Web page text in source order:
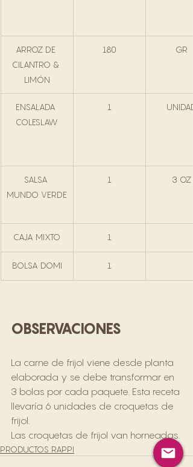
ARROZ DE
CILANTRO &
LIMÓN
180 GR
ENSALADA
COLESLAW
1 UNIDAD
SALSA
MUNDO VERDE
1 3 OZ
CAJA MIXTO 1
BOLSA DOMI 1
OBSERVACIONES
La carne de frijol viene desde planta
elaborada y se debe transformar en
3 bolas por cada paquete. Esta receta
llevaría 6 unidades de croquetas de
frijol.
Las croquetas de frijol van horneadas.
PRODUCTOS RAPPI